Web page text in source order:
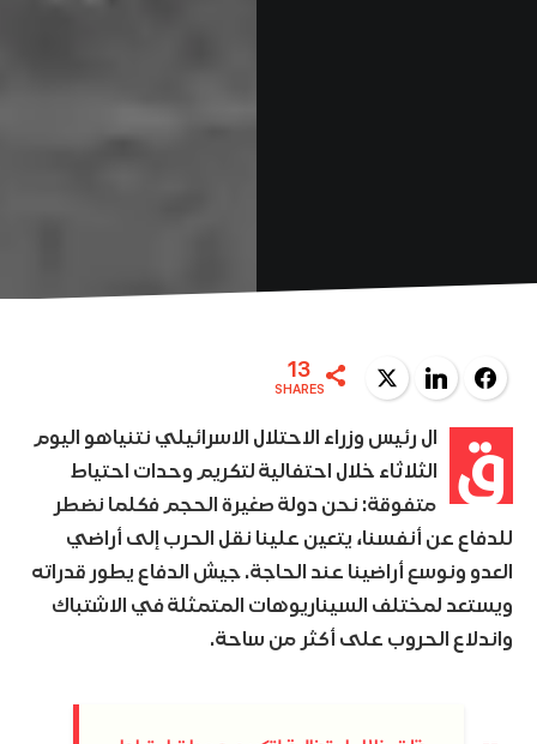
Facebook
LinkedIn
Twitter
13
SHARES
ق
ال رئيس وزراء الاحتلال الاسرائيلي نتنياهو اليوم
الثلاثاء خلال احتفالية لتكريم وحدات احتياط
متفوقة: نحن دولة صغيرة الحجم فكلما نضطر
للدفاع عن أنفسنا، يتعين علينا نقل الحرب إلى أراضي
العدو ونوسع أراضينا عند الحاجة. جيش الدفاع يطور قدراته
ويستعد لمختلف السيناريوهات المتمثلة في الاشتباك
واندلاع الحروب على أكثر من ساحة.